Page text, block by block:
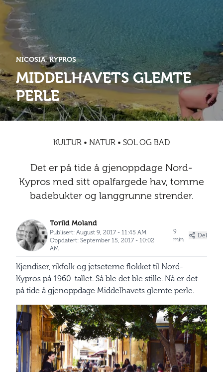
Mat og drikke
Natur
Nyheter
Safari
Storby
Trender
Våre vilkår og personvernpolicy
Presse
Annonsere
Kontakt
Nyheter
Spa og luksus Storby
Trender Vinter
NICOSIA, KYPROS
MIDDELHAVETS GLEMTE
PERLE
KULTUR • NATUR • SOL OG BAD
Det er på tide å gjenoppdage Nord-
Kypros med sitt opalfargede hav, tomme
badebukter og langgrunne strender.
Torild Moland
Publisert: August 9, 2017 - 11:45 AM
Oppdatert: September 15, 2017 - 10:02
AM
9
min
Del
Kjendiser, rikfolk og jetseterne flokket til Nord-
Kypros på 1960-tallet. Så ble det ble stille. Nå er det
på tide å gjenoppdage Middelhavets glemte perle.